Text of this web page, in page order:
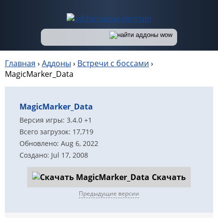
Главная › Аддоны › Встречи с боссами ›
MagicMarker_Data
MagicMarker_Data
Версия игры: 3.4.0 +1
Всего загрузок: 17,719
Обновлено: Aug 6, 2022
Создано: Jul 17, 2008
Скачать
Предыдущие версии